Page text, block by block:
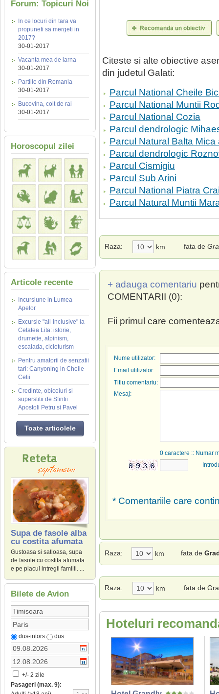
Forum: Topicuri Noi
In ce locuri din tara va
propuneti sa mergeti in
2017?
30-01-2017
Vacanta mea de iarna
30-01-2017
Partiile din Romania
30-01-2017
Bucovina, colt de rai
30-01-2017
Horoscopul zilei
Articole recente
Incursiune in Lumea
Apelor
Excursie "all-inclusive" la
Cetatea Lita: istorie,
drumetie, alpinism,
escalada, cicloturism
Pentru amatorii de senzatii
tari: Canyoning in Cheile
Cetii
Credinte, obiceiuri si
superstitii de Sfintii
Apostoli Petru si Pavel
Toate articolele
Supa de fasole alba
cu costita afumata
Gustoasa si satioasa, supa
de fasole cu costita afumata
e pe placul intregii familii. ...
Bilete de Avion
dus-intors dus
+/- 2 zile
Pasageri (max. 9):
Citeste si alte obiective
din judetul Galati:
Parcul National Cheile
Parcul National Muntii
Parcul National Cozia
Parcul dendrologic
Parcul Natural Balta Mica
Parcul dendrologic
Parcul Cismigiu
Parcul Sub Arini
Parcul National Piatra
Parcul Natural Muntii
Raza: km fata de
+ adauga comentariu
COMENTARII (0):
Fii primul care
Nume utilizator:
Email utilizator:
Titlu comentariu:
Mesaj:
0 caractere :: Numar
* Comentariile care
Raza: km fata de
Raza: km fata de
Hoteluri